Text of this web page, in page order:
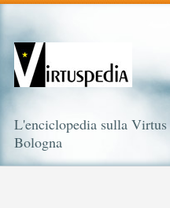
L'enciclopedia sulla Virtus
Bologna